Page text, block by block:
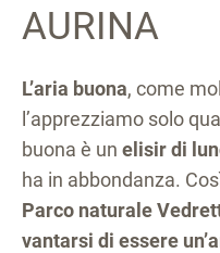
AURINA
L’aria buona, come
l’apprezziamo solo
buona è un elisir di
ha in abbondanza.
Parco naturale
vantarsi di essere